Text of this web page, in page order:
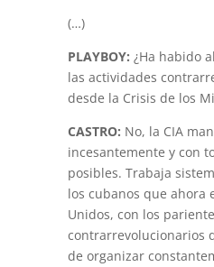
(…)
PLAYBOY: ¿Ha habido
las actividades
desde la Crisis de los
CASTRO: No, la CIA
incesantemente y con
posibles. Trabaja
los cubanos que ahora
Unidos, con los
contrarrevolucionarios
de organizar